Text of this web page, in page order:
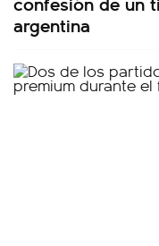
argentina